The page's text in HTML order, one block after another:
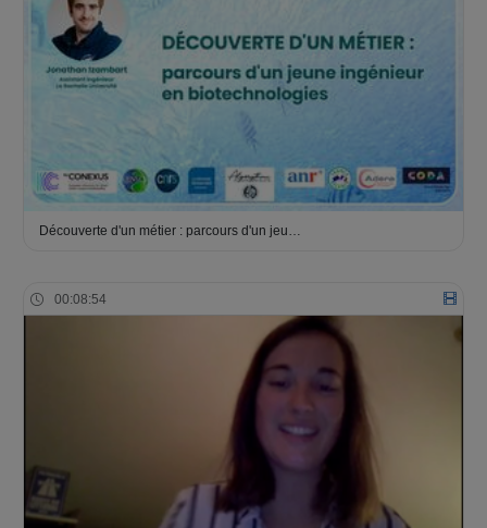
Découverte d'un métier : parcours d'un jeu…
00:08:54